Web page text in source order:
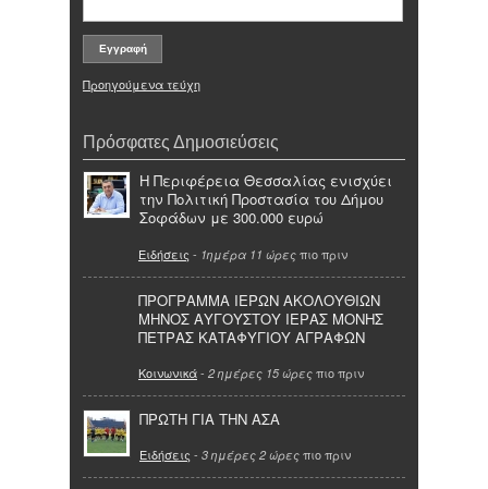
Προηγούμενα τεύχη
Πρόσφατες Δημοσιεύσεις
Η Περιφέρεια Θεσσαλίας ενισχύει
την Πολιτική Προστασία του Δήμου
Σοφάδων με 300.000 ευρώ
Ειδήσεις - 1ημέρα 11 ώρες πιο πριν
ΠΡΟΓΡΑΜΜΑ ΙΕΡΩΝ ΑΚΟΛΟΥΘΙΩΝ
ΜΗΝΟΣ ΑΥΓΟΥΣΤΟΥ ΙΕΡΑΣ ΜΟΝΗΣ
ΠΕΤΡΑΣ ΚΑΤΑΦΥΓΙΟΥ ΑΓΡΑΦΩΝ
Κοινωνικά- 2 ημέρες 15 ώρες πιο πριν
ΠΡΩΤΗ ΓΙΑ ΤΗΝ ΑΣΑ
Ειδήσεις - 3 ημέρες 2 ώρες πιο πριν